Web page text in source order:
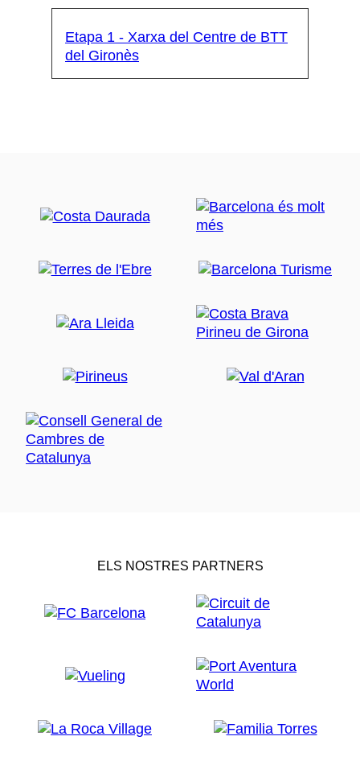
Etapa 1 - Xarxa del Centre de BTT
del Gironès
ELS NOSTRES PARTNERS